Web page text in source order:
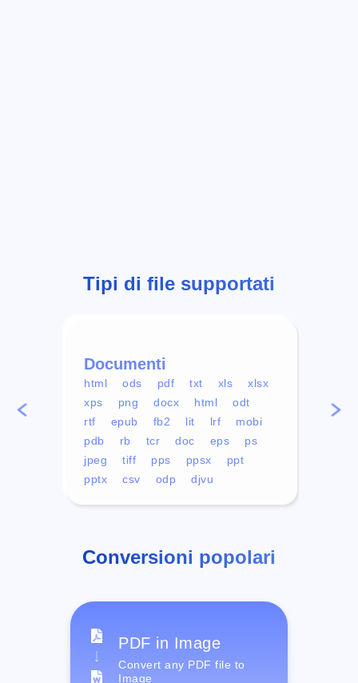
Tipi di file supportati
Documenti
html ods pdf txt xls
xlsx
xps
png docx html
odt
rtf
epub fb2 lit lrf
mobi
pdb
rb tcr doc eps
ps
jpeg
tiff pps ppsx
ppt
pptx
csv odp djvu
mp4
Conversioni popolari
PDF in Image
Convert any PDF file to
Image